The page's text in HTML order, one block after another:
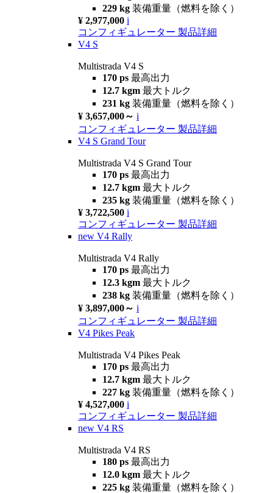
229 kg 装備重量（燃料を除く）
¥ 2,977,000 i
コンフィギュレーター 製品詳細
V4 S
Multistrada V4 S
170 ps 最高出力
12.7 kgm 最大トルク
231 kg 装備重量（燃料を除く）
¥ 3,657,000～ i
コンフィギュレーター 製品詳細
V4 S Grand Tour
Multistrada V4 S Grand Tour
170 ps 最高出力
12.7 kgm 最大トルク
235 kg 装備重量（燃料を除く）
¥ 3,722,500 i
コンフィギュレーター 製品詳細
new V4 Rally
Multistrada V4 Rally
170 ps 最高出力
12.3 kgm 最大トルク
238 kg 装備重量（燃料を除く）
¥ 3,897,000～ i
コンフィギュレーター 製品詳細
V4 Pikes Peak
Multistrada V4 Pikes Peak
170 ps 最高出力
12.7 kgm 最大トルク
227 kg 装備重量（燃料を除く）
¥ 4,527,000 i
コンフィギュレーター 製品詳細
new V4 RS
Multistrada V4 RS
180 ps 最高出力
12.0 kgm 最大トルク
225 kg 装備重量（燃料を除く）